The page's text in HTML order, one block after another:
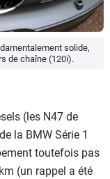
solide,
de chaîne (120i).
(les N47 de
la BMW Série 1
toutefois pas
(un rappel a été